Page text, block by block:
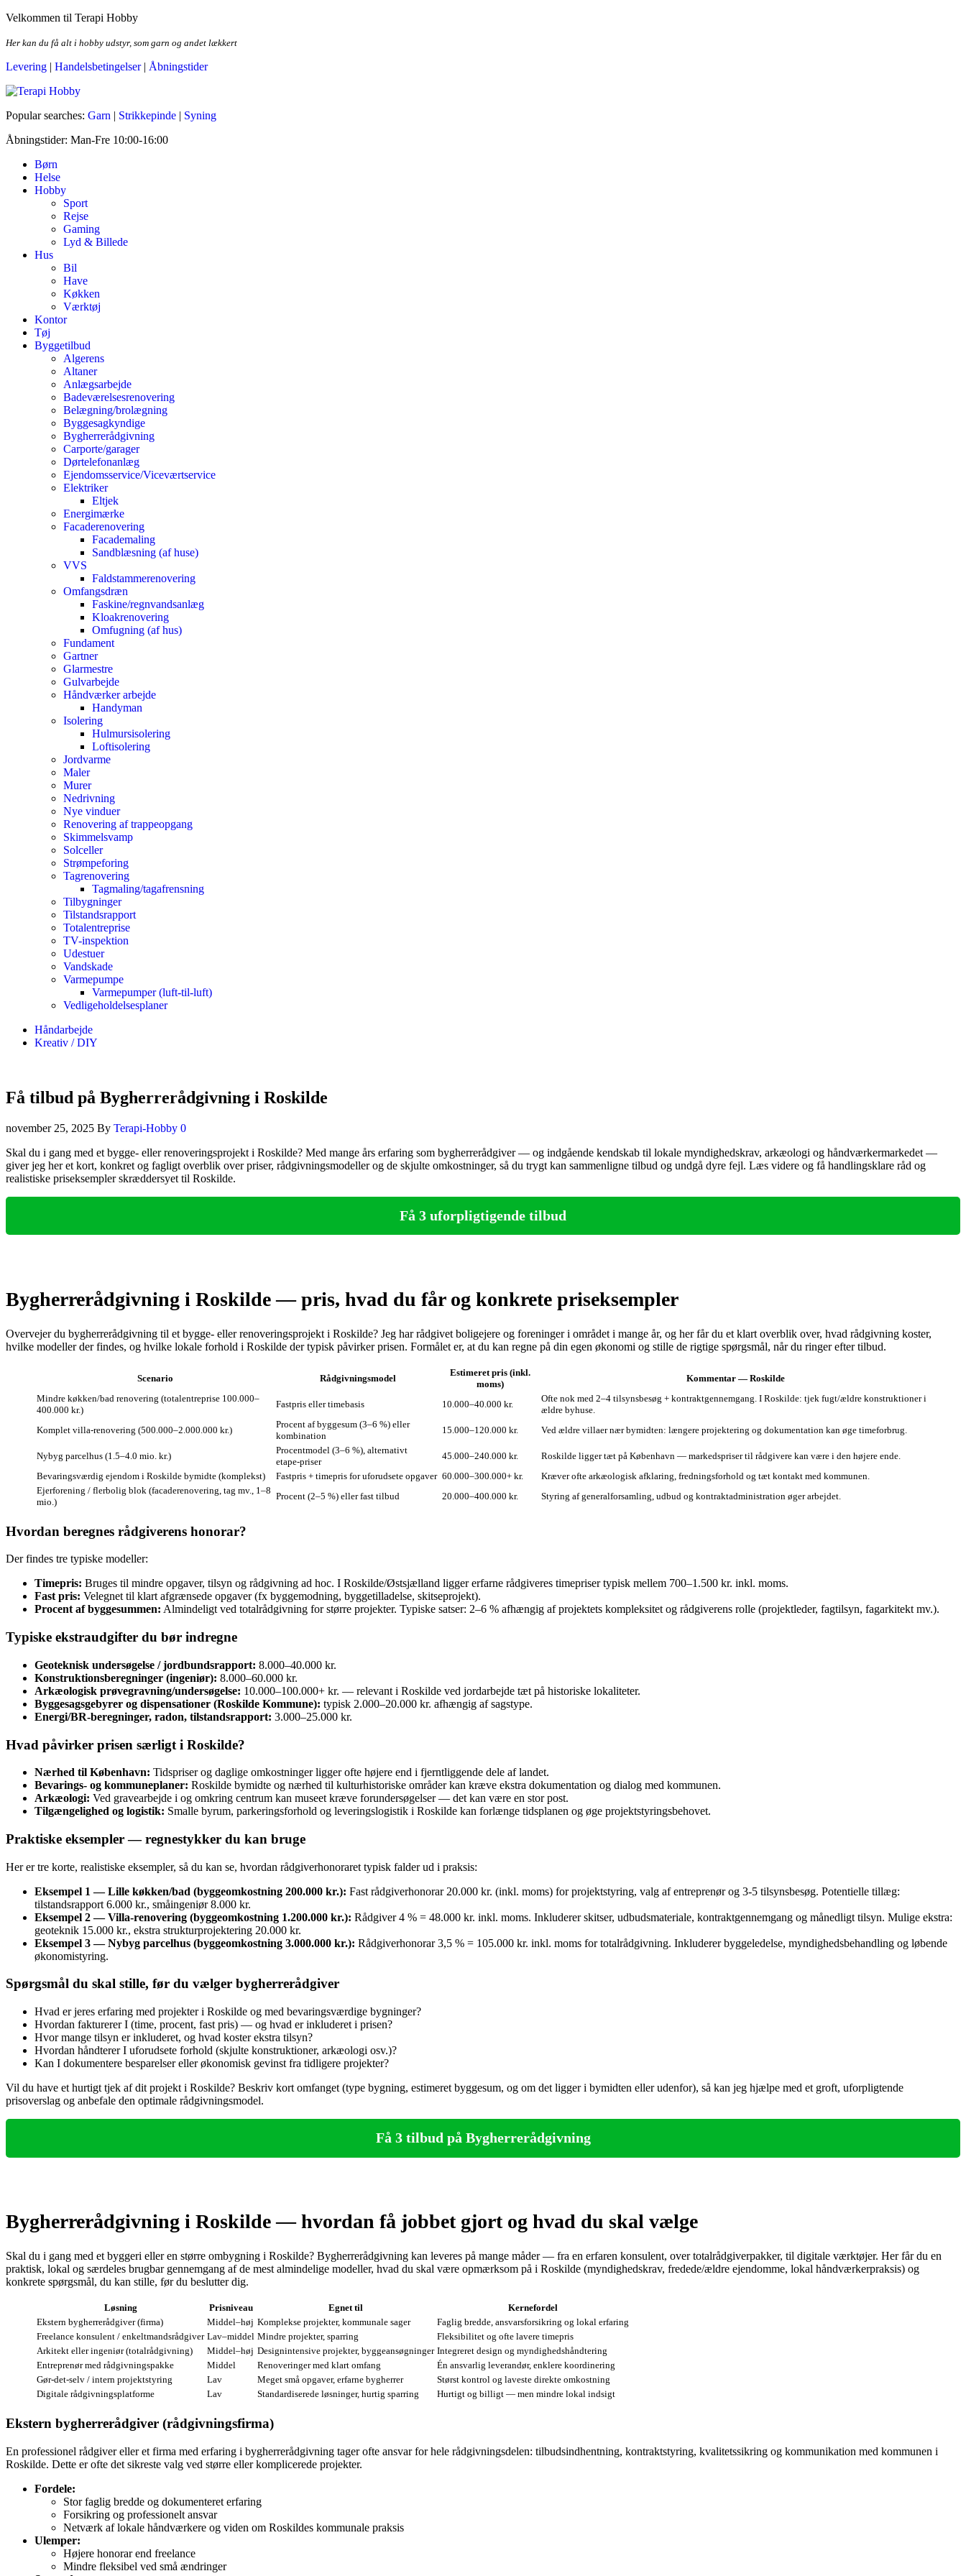
Skip
the
Velkommen til Terapi Hobby
Her kan du få alt i hobby udstyr, som garn og andet lækkert
Levering | Handelsbetingelser| Åbningstider
Terapi Hobby
Popular searches: Garn | Strikkepinde | Syning
Åbningstider: Man-Fre 10:00-16:00
Børn
Helse
Hobby
Sport
Rejse
Gaming
Lyd & Billede
Hus
Bil
Have
Køkken
Værktøj
Kontor
Tøj
Byggetilbud
Algerens
Altaner
Anlægsarbejde
Badeværelsesrenovering
Belægning/brolægning
Byggesagkyndige
Bygherrerådgivning
Carporte/garager
Dørtelefonanlæg
Ejendomsservice/Viceværtservice
Elektriker
Eltjek
Energimærke
Facaderenovering
Facademaling
Sandblæsning (af huse)
VVS
Faldstammerenovering
Omfangsdræn
Faskine/regnvandsanlæg
Kloakrenovering
Omfugning (af hus)
Fundament
Gartner
Glarmestre
Gulvarbejde
Håndværker arbejde
Handyman
Isolering
Hulmursisolering
Loftisolering
Jordvarme
Maler
Murer
Nedrivning
Nye vinduer
Renovering af trappeopgang
Skimmelsvamp
Solceller
Strømpeforing
Tagrenovering
Tagmaling/tagafrensning
Tilbygninger
Tilstandsrapport
Totalentreprise
TV-inspektion
Udestuer
Vandskade
Varmepumpe
Varmepumper (luft-til-luft)
Vedligeholdelsesplaner
Håndarbejde
Kreativ / DIY
Få tilbud på Bygherrerådgivning i Roskilde
november 25, 2025 By Terapi-Hobby 0
Skal du i gang med et bygge‑ eller renoveringsprojekt i Roskilde? Med mange års erfaring som bygherrerådgiver — og indgående kendskab til lokale myndighedskrav, arkæologi og håndværkermarkedet —
giver jeg her et kort, konkret og fagligt overblik over priser, rådgivningsmodeller og de skjulte omkostninger, så du trygt kan sammenligne tilbud og undgå dyre fejl. Læs videre og få handlingsklare råd og
realistiske priseksempler skræddersyet til Roskilde.
Få 3 uforpligtigende tilbud
Bygherrerådgivning i Roskilde — pris, hvad du får og konkrete priseksempler
Overvejer du bygherrerådgivning til et bygge‑ eller renoveringsprojekt i Roskilde? Jeg har rådgivet boligejere og foreninger i området i mange år, og her får du et klart overblik over, hvad rådgivning koster,
hvilke modeller der findes, og hvilke lokale forhold i Roskilde der typisk påvirker prisen. Formålet er, at du kan regne på din egen økonomi og stille de rigtige spørgsmål, når du ringer efter tilbud.
Scenario Rådgivningsmodel
Estimeret pris (inkl.
moms)
Kommentar — Roskilde
Mindre køkken/bad renovering (totalentreprise 100.000–
400.000 kr.)
Fastpris eller timebasis 10.000–40.000 kr.
Ofte nok med 2–4 tilsynsbesøg + kontraktgennemgang. I Roskilde: tjek fugt/ældre konstruktioner i
ældre byhuse.
Komplet villa‑renovering (500.000–2.000.000 kr.)
Procent af byggesum (3–6 %) eller
kombination
15.000–120.000 kr. Ved ældre villaer nær bymidten: længere projektering og dokumentation kan øge timeforbrug.
Nybyg parcelhus (1.5–4.0 mio. kr.)
Procentmodel (3–6 %), alternativt
etape‑priser
45.000–240.000 kr.
Roskilde ligger tæt på København — markedspriser til rådgivere kan være i den højere ende.
Bevaringsværdig ejendom i Roskilde bymidte (komplekst)
Fastpris + timepris for uforudsete opgaver 60.000–300.000+ kr.
Kræver ofte arkæologisk afklaring, fredningsforhold og tæt kontakt med kommunen.
Ejerforening / flerbolig blok (facaderenovering, tag mv., 1–8
mio.)
Procent (2–5 %) eller fast tilbud 20.000–400.000 kr. Styring af generalforsamling, udbud og kontraktadministration øger arbejdet.
Hvordan beregnes rådgiverens honorar?
Der findes tre typiske modeller:
Timepris: Bruges til mindre opgaver, tilsyn og rådgivning ad hoc. I Roskilde/Østsjælland ligger erfarne rådgiveres timepriser typisk mellem 700–1.500 kr. inkl. moms.
Fast pris: Velegnet til klart afgrænsede opgaver (fx byggemodning, byggetilladelse, skitseprojekt).
Procent af byggesummen: Almindeligt ved totalrådgivning for større projekter. Typiske satser: 2–6 % afhængig af projektets kompleksitet og rådgiverens rolle (projektleder, fagtilsyn, fagarkitekt mv.).
Typiske ekstraudgifter du bør indregne
Geoteknisk undersøgelse / jordbundsrapport: 8.000–40.000 kr.
Konstruktionsberegninger (ingeniør): 8.000–60.000 kr.
Arkæologisk prøvegravning/undersøgelse: 10.000–100.000+ kr. — relevant i Roskilde ved jordarbejde tæt på historiske lokaliteter.
Byggesagsgebyrer og dispensationer (Roskilde Kommune): typisk 2.000–20.000 kr. afhængig af sagstype.
Energi/BR‑beregninger, radon, tilstandsrapport: 3.000–25.000 kr.
Hvad påvirker prisen særligt i Roskilde?
Nærhed til København: Tidspriser og daglige omkostninger ligger ofte højere end i fjerntliggende dele af landet.
Bevarings- og kommuneplaner: Roskilde bymidte og nærhed til kulturhistoriske områder kan kræve ekstra dokumentation og dialog med kommunen.
Arkæologi: Ved gravearbejde i og omkring centrum kan museet kræve forundersøgelser — det kan være en stor post.
Tilgængelighed og logistik: Smalle byrum, parkeringsforhold og leveringslogistik i Roskilde kan forlænge tidsplanen og øge projektstyringsbehovet.
Praktiske eksempler — regnestykker du kan bruge
Her er tre korte, realistiske eksempler, så du kan se, hvordan rådgiverhonoraret typisk falder ud i praksis:
Eksempel 1 — Lille køkken/bad (byggeomkostning 200.000 kr.): Fast rådgiverhonorar 20.000 kr. (inkl. moms) for projektstyring, valg af entreprenør og 3‑5 tilsynsbesøg. Potentielle tillæg:
tilstandsrapport 6.000 kr., småingeniør 8.000 kr.
Eksempel 2 — Villa‑renovering (byggeomkostning 1.200.000 kr.): Rådgiver 4 % = 48.000 kr. inkl. moms. Inkluderer skitser, udbudsmateriale, kontraktgennemgang og månedligt tilsyn. Mulige ekstra:
geoteknik 15.000 kr., ekstra strukturprojektering 20.000 kr.
Eksempel 3 — Nybyg parcelhus (byggeomkostning 3.000.000 kr.): Rådgiverhonorar 3,5 % = 105.000 kr. inkl. moms for totalrådgivning. Inkluderer byggeledelse, myndighedsbehandling og løbende
økonomistyring.
Spørgsmål du skal stille, før du vælger bygherrerådgiver
Hvad er jeres erfaring med projekter i Roskilde og med bevaringsværdige bygninger?
Hvordan fakturerer I (time, procent, fast pris) — og hvad er inkluderet i prisen?
Hvor mange tilsyn er inkluderet, og hvad koster ekstra tilsyn?
Hvordan håndterer I uforudsete forhold (skjulte konstruktioner, arkæologi osv.)?
Kan I dokumentere besparelser eller økonomisk gevinst fra tidligere projekter?
Vil du have et hurtigt tjek af dit projekt i Roskilde? Beskriv kort omfanget (type bygning, estimeret byggesum, og om det ligger i bymidten eller udenfor), så kan jeg hjælpe med et groft, uforpligtende
prisoverslag og anbefale den optimale rådgivningsmodel.
Få 3 tilbud på Bygherrerådgivning
Bygherrerådgivning i Roskilde — hvordan få jobbet gjort og hvad du skal vælge
Skal du i gang med et byggeri eller en større ombygning i Roskilde? Bygherrerådgivning kan leveres på mange måder — fra en erfaren konsulent, over totalrådgiverpakker, til digitale værktøjer. Her får du en
praktisk, lokal og særdeles brugbar gennemgang af de mest almindelige modeller, hvad du skal være opmærksom på i Roskilde (myndighedskrav, fredede/ældre ejendomme, lokal håndværkerpraksis) og
konkrete spørgsmål, du kan stille, før du beslutter dig.
Løsning Prisniveau Egnet til
Kernefordel
Ekstern bygherrerådgiver (firma)
Middel–høj Komplekse projekter, kommunale sager
Faglig bredde, ansvarsforsikring og lokal erfaring
Freelance konsulent / enkeltmandsrådgiver Lav–middel Mindre projekter, sparring
Fleksibilitet og ofte lavere timepris
Arkitekt eller ingeniør (totalrådgivning)
Middel–høj Designintensive projekter, byggeansøgninger Integreret design og myndighedshåndtering
Entreprenør med rådgivningspakke
Middel Renoveringer med klart omfang
Én ansvarlig leverandør, enklere koordinering
Gør‑det‑selv / intern projektstyring
Lav Meget små opgaver, erfarne bygherrer
Størst kontrol og laveste direkte omkostning
Digitale rådgivningsplatforme
Lav Standardiserede løsninger, hurtig sparring Hurtigt og billigt — men mindre lokal indsigt
Ekstern bygherrerådgiver (rådgivningsfirma)
En professionel rådgiver eller et firma med erfaring i bygherrerådgivning tager ofte ansvar for hele rådgivningsdelen: tilbudsindhentning, kontraktstyring, kvalitetssikring og kommunikation med kommunen i
Roskilde. Dette er ofte det sikreste valg ved større eller komplicerede projekter.
Fordele:
Stor faglig bredde og dokumenteret erfaring
Forsikring og professionelt ansvar
Netværk af lokale håndværkere og viden om Roskildes kommunale praksis
Ulemper:
Højere honorar end freelance
Mindre fleksibel ved små ændringer